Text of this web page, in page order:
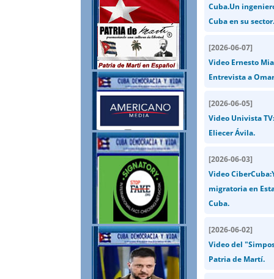
Cuba.Un
Cuba en su
[2026-06-07]
Video Ernesto
Entrevista a
[2026-06-05]
Video Univista
Eliecer Ávila.
[2026-06-03]
Video
migratoria en
Cuba.
[2026-06-02]
Video del
Patria de Martí.